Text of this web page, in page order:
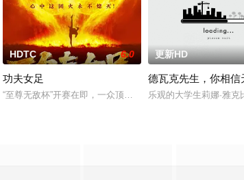
克饰）发现自己被臭名昭著的开膛手杰克（洛马斯饰）所
HDTC 6.0
功夫女足
“至尊无敌杯”开赛在即，一众顶尖球队即将展开一场前所未
更新HD
德瓦克先生，你相信
乐观的大学生莉娜·雅